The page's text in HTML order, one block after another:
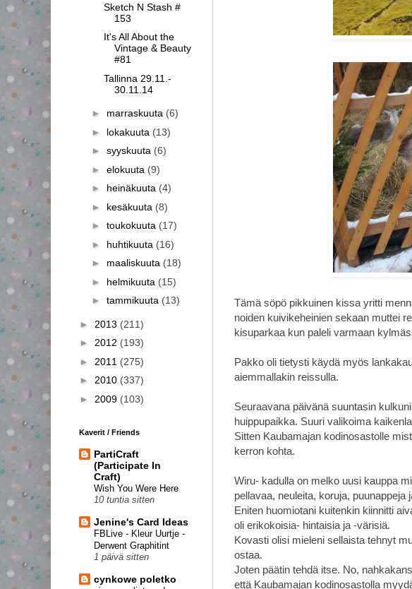
Tämä söpö pikkuinen kissa yritti
noiden kuivikeheinien sekaan muttei
kisuparkaa kun paleli varmaan
Pakko oli tietysti käydä myös
aiemmallakin reissulla.
Seuraavana päivänä suuntasin
huippupaikka. Suuri valikoima
Sitten Kaubamajan kodinosastolle
kerron kohta.
Wiru- kadulla on melko uusi kauppa
pellavaa, neuleita, koruja,
Eniten huomiotani kuitenkin kiinnitti
oli erikokoisia- hintaisia ja -värisiä.
Kovasti olisi mieleni sellaista tehnyt
ostaa.
Joten päätin tehdä itse. No,
että Kaubamajan kodinosastolla
Sketch N Stash #
153
It's All About the
Vintage & Beauty
#81
Tallinna 29.11.-
30.11.14
► marraskuuta (6)
► lokakuuta (13)
► syyskuuta (6)
► elokuuta (9)
► heinäkuuta (4)
► kesäkuuta (8)
► toukokuuta (17)
► huhtikuuta (16)
► maaliskuuta (18)
► helmikuuta (15)
► tammikuuta (13)
► 2013 (211)
► 2012 (193)
► 2011 (275)
► 2010 (337)
► 2009 (103)
Kaverit / Friends
PartiCraft
(Participate In
Craft)
Wish You Were Here
10 tuntia sitten
Jenine's Card Ideas
FBLive - Kleur Uurtje -
Derwent Graphitint
1 päivä sitten
cynkowe poletko